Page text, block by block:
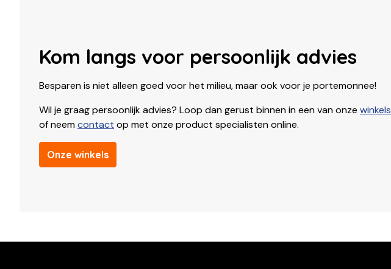
Kom langs voor persoonlijk advies
Besparen is niet alleen goed voor het milieu, maar ook voor je portemonnee!
Wil je graag persoonlijk advies? Loop dan gerust binnen in een van onze winkels
of neemcontact op met onze product specialisten online.
Onze winkels